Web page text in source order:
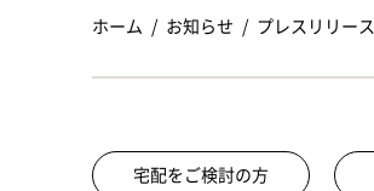
ホーム お知らせ プレスリリース
宅配をご検討の方